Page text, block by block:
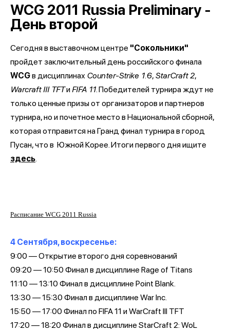
WCG 2011 Russia Preliminary -
День второй
Сегодня в выставочном центре "Сокольники"
пройдет заключительный день российского финала
WCGв дисциплинах Counter-Strike 1.6, StarCraft 2,
Warcraft III TFTи FIFA 11 . Победителей турнира ждут не
только ценные призы от организаторов и партнеров
турнира, но и почетное место в Национальной сборной,
которая отправится на Гранд финал турнира в город
Пусан, что в Южной Корее. Итоги первого дня ищите
здесь
Расписание WCG 2011 Russia
4 Сентября, воскресенье:
9:00 — Открытие второго дня соревнований
09:20 — 10:50 Финал в дисциплине Rage of Titans
11:10 — 13:10 Финал в дисциплине Point Blank.
13:30 — 15:30 Финал в дисциплине War Inc.
15:50 — 17:00 Финал по FIFA 11 и WarCraft III TFT
17:20 — 18:20 Финал в дисциплине StarCraft 2: WoL